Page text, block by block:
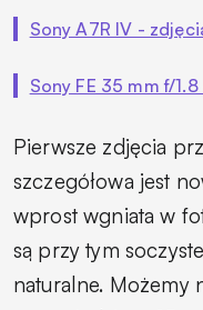
Sony A7R IV -
Sony FE 35 mm f/
Pierwsze zdjęcia
szczegółowa jest
wprost wgniata w
są przy tym
naturalne. Możemy